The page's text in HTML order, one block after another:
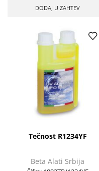
DODAJ U ZAHTEV
Tečnost R1234YF
Beta Alati Srbija